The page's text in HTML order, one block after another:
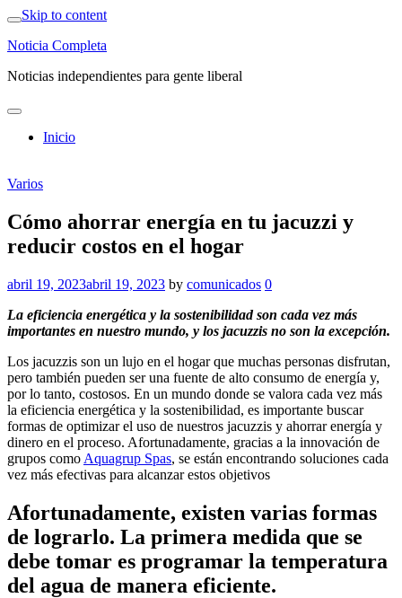
Skip to content
Noticia Completa
Noticias independientes para gente liberal
Inicio
Varios
Cómo ahorrar energía en tu jacuzzi y
reducir costos en el hogar
abril 19, 2023abril 19, 2023 by comunicados 0
La eficiencia energética y la sostenibilidad son cada vez más
importantes en nuestro mundo, y los jacuzzis no son la excepción.
Los jacuzzis son un lujo en el hogar que muchas personas disfrutan,
pero también pueden ser una fuente de alto consumo de energía y,
por lo tanto, costosos. En un mundo donde se valora cada vez más
la eficiencia energética y la sostenibilidad, es importante buscar
formas de optimizar el uso de nuestros jacuzzis y ahorrar energía y
dinero en el proceso. Afortunadamente, gracias a la innovación de
grupos como Aquagrup Spas, se están encontrando soluciones cada
vez más efectivas para alcanzar estos objetivos
Afortunadamente, existen varias formas
de lograrlo. La primera medida que se
debe tomar es programar la temperatura
del agua de manera eficiente.